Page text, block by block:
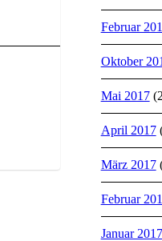
Februar
Oktober
Mai 2017
April 2017
März 2017
Februar
Januar 2017